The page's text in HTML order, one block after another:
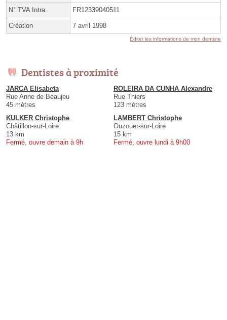
N° TVA Intra. FR12339040511
Création 7 avril 1998
Éditer les informations de mon dentiste
Dentistes à proximité
JARCA Elisabeta
Rue Anne de Beaujeu
45 mètres
ROLEIRA DA CUNHA Alexandre
Rue Thiers
123 mètres
KULKER Christophe
Châtillon-sur-Loire
13 km
Fermé, ouvre demain à 9h
LAMBERT Christophe
Ouzouer-sur-Loire
15 km
Fermé, ouvre lundi à 9h00